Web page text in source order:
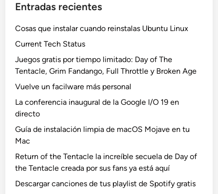
Entradas recientes
Cosas que instalar cuando reinstalas Ubuntu Linux
Current Tech Status
Juegos gratis por tiempo limitado: Day of The
Tentacle, Grim Fandango, Full Throttle y Broken Age
Vuelve un facilware más personal
La conferencia inaugural de la Google I/O 19 en
directo
Guía de instalación limpia de macOS Mojave en tu
Mac
Return of the Tentacle la increíble secuela de Day of
the Tentacle creada por sus fans ya está aquí
Descargar canciones de tus playlist de Spotify gratis